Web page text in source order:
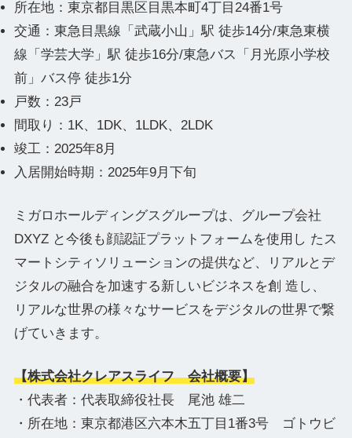
所在地：東京都目黒区目黒本町4丁目24番1号
交通：東急目黒線「武蔵小山」駅 徒歩14分/東急東横
線「学芸大学」駅 徒歩16分/東急バス「月光原小学校
前」バス停 徒歩1分
戸数：23戸
間取り：1K、1DK、1LDK、2LDK
竣工：2025年8月
入居開始時期：2025年9月下旬
ミガロホールディングスグループは、グループ会社
DXYZ と今後も顔認証プラットフォームを使用し たス
マートシティソリューションの提供など、リアルとデ
ジタルの融合を加速する新しいビジネスを創 造し、
リアルな世界の様々なサービスをデジタルの世界で繋
げていきます。
【株式会社クレアスライフ 会社概要】
・代表者：代表取締役社長 尾池 雄二
・所在地：東京都港区六本木五丁目1番3号 ゴトウビ